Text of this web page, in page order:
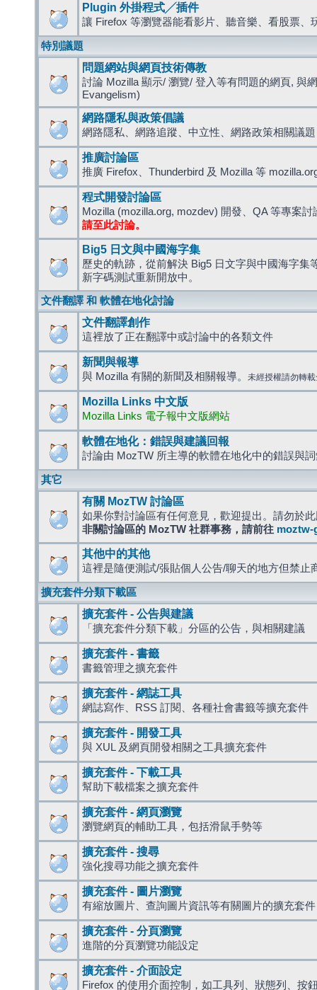
Plugin 外掛程式╱插件
讓 Firefox 等瀏覽器能看影片、聽音樂、看股票、
特別議題
問題網站與網頁技術傳教
討論 Mozilla 顯示/ 瀏覽/ 登入等有問題的網頁, 與
Evangelism)
網路隱私與政策倡議
網路隱私、網路追蹤、中立性、網路政策相關議題
推廣討論區
推廣 Firefox、Thunderbird 及 Mozilla 等
程式開發討論區
Mozilla (mozilla.org, mozdev) 開發、QA 等專案討
請至此討論。
Big5 日文與中國海字集
歷史的軌跡，從前解決 Big5 日文字與中國海字集
新字碼測試重新開放中。
文件翻譯 和 軟體在地化討論
文件翻譯創作
這裡放了正在翻譯中或討論中的各類文件
新聞與報導
與 Mozilla 有關的新聞及相關報導。 未經授權請勿轉
Mozilla Links 中文版
Mozilla Links 電子報中文版網站
軟體在地化：錯誤與建議回報
討論由 MozTW 所主導的軟體在地化中的錯誤與
其它
有關 MozTW 討論區
如果你對討論區有任何意見，歡迎提出。請勿於
非關討論區的 MozTW 社群事務，請前往 moztw-
其他中的其他
這裡是隨便測試/張貼個人公告/聊天的地方但禁止
擴充套件分類下載區
擴充套件 - 公告與建議
「擴充套件分類下載」分區的公告，與相關建議
擴充套件 - 書籤
書籤管理之擴充套件
擴充套件 - 網誌工具
網誌寫作、RSS 訂閱、各種社會書籤等擴充套件
擴充套件 - 開發工具
與 XUL 及網頁開發相關之工具擴充套件
擴充套件 - 下載工具
幫助下載檔案之擴充套件
擴充套件 - 網頁瀏覽
瀏覽網頁的輔助工具，包括滑鼠手勢等
擴充套件 - 搜尋
強化搜尋功能之擴充套件
擴充套件 - 圖片瀏覽
有縮放圖片、查詢圖片資訊等有關圖片的擴充套件
擴充套件 - 分頁瀏覽
進階的分頁瀏覽功能設定
擴充套件 - 介面設定
Firefox 的使用介面控制，如工具列、狀態列、按